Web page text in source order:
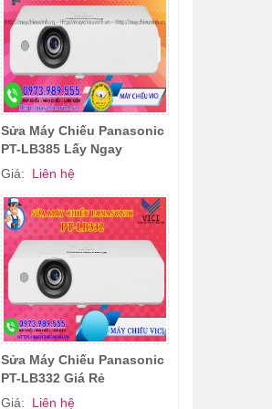
Sửa Máy Chiếu Panasonic
PT-LB385 Lấy Ngay
Giá:
Liên hệ
Sửa Máy Chiếu Panasonic
PT-LB332 Giá Rẻ
Giá:
Liên hệ